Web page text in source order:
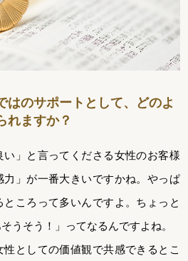
はのサポートとして、どのよ
れますか？
い」と言ってくださる女性のお客様
力」が一番大きいですかね。やっぱ
ところって多いんですよ。ちょっと
うそう！」ってなるんですよね。
としての価値観で共感できるとこ